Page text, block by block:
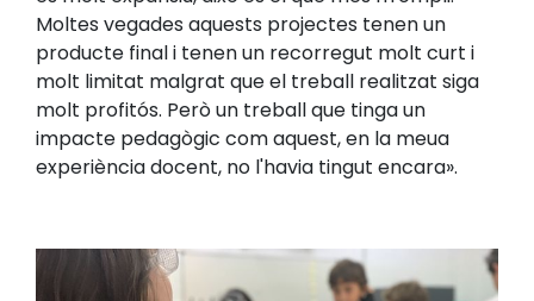
Moltes vegades aquests projectes tenen un
producte final i tenen un recorregut molt curt i
molt limitat malgrat que el treball realitzat siga
molt profitós. Però un treball que tinga un
impacte pedagògic com aquest, en la meua
experiència docent, no l'havia tingut encara».